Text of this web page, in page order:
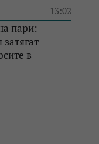
13:02
пари:
в